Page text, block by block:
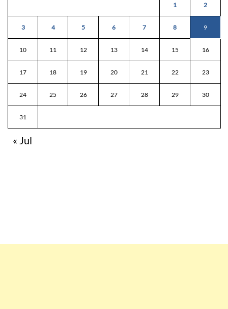
1 2
3 4 5 6 7 8 9
10 11 12 13 14 15 16
17 18 19 20 21 22 23
24 25 26 27 28 29 30
31
« Jul